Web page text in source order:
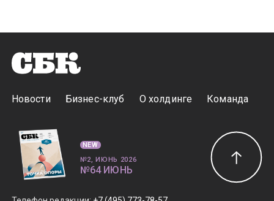
Новости Бизнес-клуб О холдинге Команда
NEW
№2, ИЮНЬ 2026
№64 ИЮНЬ